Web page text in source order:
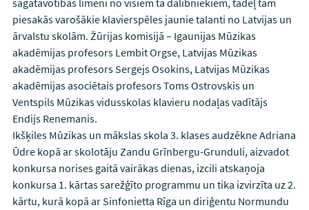
sagatavotības līmeni no visiem tā dalībniekiem, tādēļ tam
piesakās varošākie klavierspēles jaunie talanti no Latvijas un
ārvalstu skolām. Žūrijas komisijā – Igaunijas Mūzikas
akadēmijas profesors Lembit Orgse, Latvijas Mūzikas
akadēmijas profesors Sergejs Osokins, Latvijas Mūzikas
akadēmijas asociētais profesors Toms Ostrovskis un
Ventspils Mūzikas vidusskolas klavieru nodaļas vadītājs
Endijs Renemanis.
Ikšķiles Mūzikas un mākslas skola 3. klases audzēkne Adriana
Ūdre kopā ar skolotāju Zandu Grīnbergu-Grunduli, aizvadot
konkursa norises gaitā vairākas dienas, izcili atskaņoja
konkursa 1. kārtas sarežģīto programmu un tika izvirzīta uz 2.
kārtu, kurā kopā ar Sinfonietta Rīga un diriģentu Normundu